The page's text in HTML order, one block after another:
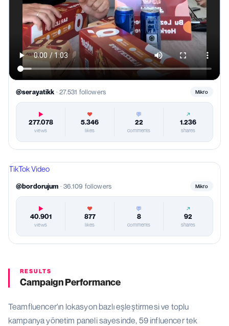
@serayatikk · 27.531 followers Mikro
▶
277.078
views
♥
5.346
likes
💬
22
comments
↗
1.236
shares
TikTok Video
@bordorujum · 36.109 followers Mikro
▶
40.901
views
♥
877
likes
💬
8
comments
↗
92
shares
RESULTS
Campaign Performance
Teamfluencer'ın lokasyon bazlı eşleştirmesi ve toplu
kampanya yönetim paneli sayesinde, 59 influencer tek